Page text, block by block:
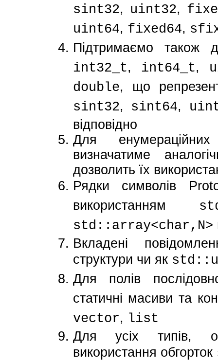
sint32, uint32,
uint64, fixed64,
Підтримаємо також
int32_t, int64_t,
double, що
sint32, sint64,
відповідно
Для
визначатиме
дозволить їх
Рядки символів
використанням
std::array<char,N>
Вкладені
структури чи як
Для полів
статичні масиви та
vector, list
Для усіх типів,
використання обгорток